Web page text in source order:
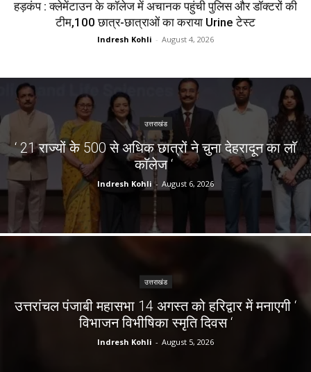
हड़कंप : क्लेमेंटाउन के कॉलेज में अचानक पहुंची पुलिस और डॉक्टरों की
टीम,100 छात्र-छात्राओं का कराया Urine टेस्ट
Indresh Kohli - August 4, 2026
उत्तराखंड
‘ 21 राज्यों के 500 से अधिक छात्रों ने चुना देहरादून का लाॅ
काॅलेज ‘
Indresh Kohli - August 6, 2026
उत्तराखंड
उत्तरांचल पंजाबी महासभा 14 अगस्त को हरिद्वार में मनाएगी ‘
विभाजन विभीषिका स्मृति दिवस ‘
Indresh Kohli - August 5, 2026